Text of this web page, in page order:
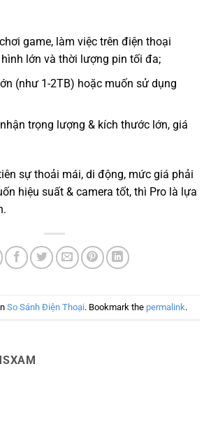
game, làm việc trên điện thoại
lớn và thời lượng pin tối đa;
(như 1-2TB) hoặc muốn sử dụng
trọng lượng & kích thước lớn, giá
sự thoải mái, di động, mức giá phải
hiệu suất & camera tốt, thì Pro là lựa
So Sánh Điện Thoại. Bookmark the permalink.